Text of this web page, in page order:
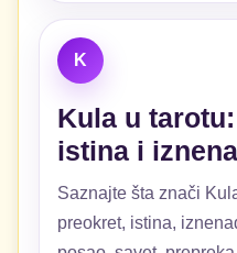
K
Kula u
istina i
Saznajte šta znači
preokret, istina,